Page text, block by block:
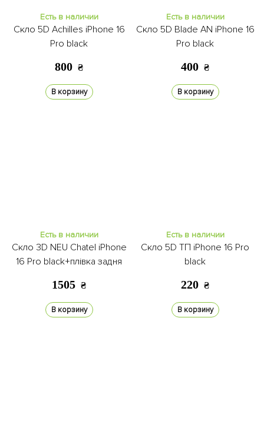
Есть в наличии
Скло 5D Achilles iPhone 16
Pro black
800 ₴
В корзину
Есть в наличии
Скло 5D Blade AN iPhone 16
Pro black
400 ₴
В корзину
Есть в наличии
Скло 3D NEU Chatel iPhone
16 Pro black+плівка задня
1505 ₴
В корзину
Есть в наличии
Скло 5D ТП iPhone 16 Pro
black
220 ₴
В корзину